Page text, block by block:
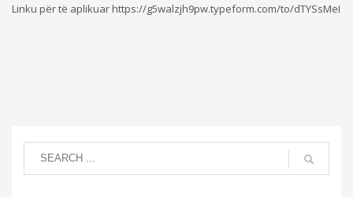
Linku për të aplikuar https://g5walzjh9pw.typeform.com/to/dTYSsMeI